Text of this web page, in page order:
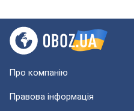
Про компанію
Правова інформація